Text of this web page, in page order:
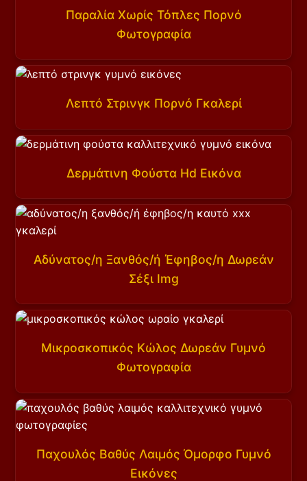
Παραλία Χωρίς Τόπλες Πορνό
Φωτογραφία
Λεπτό Στρινγκ Πορνό Γκαλερί
Δερμάτινη Φούστα Hd Εικόνα
Αδύνατος/η Ξανθός/ή Έφηβος/η Δωρεάν
Σέξι Img
Μικροσκοπικός Κώλος Δωρεάν Γυμνό
Φωτογραφία
Παχουλός Βαθύς Λαιμός Όμορφο Γυμνό
Εικόνες